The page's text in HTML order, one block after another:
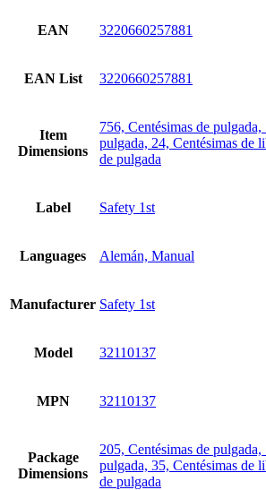
EAN 3220660257881
EAN List 3220660257881
Item
Dimensions
756, Centésimas de
pulgada, 24, Centésimas de
de pulgada
Label Safety 1st
Languages Alemán, Manual
Manufacturer Safety 1st
Model 32110137
MPN 32110137
Package
Dimensions
205, Centésimas de
pulgada, 35, Centésimas de
de pulgada